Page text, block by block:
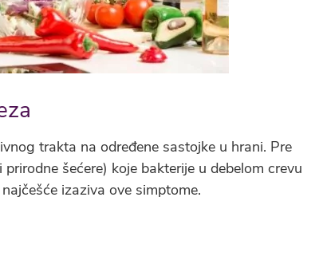
trakta na određene sastojke u hrani. Pre
šećere) koje bakterije u debelom crevu
izaziva ove simptome.